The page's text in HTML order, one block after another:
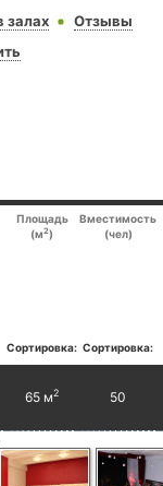
залах
Отзывы
Площадь
(м2)
Вместимость
(чел)
Сортировка: Сортировка:
65 м2 50